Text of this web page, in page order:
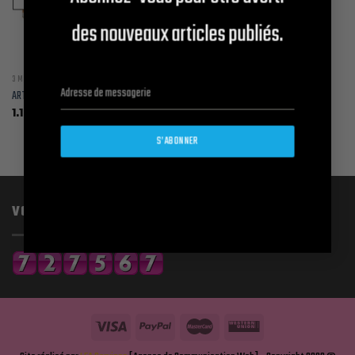
des nouveaux articles publiés.
S’ABONNER
3 ML / 6 ML
ART ORIENTALES 3 ET 6 ML
1.10
2.90€Plage
de
à
VOUS ÊTES LE